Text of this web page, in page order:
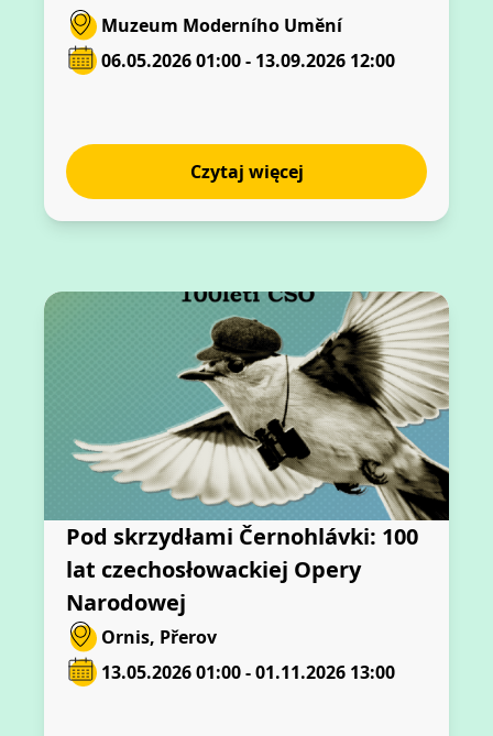
Muzeum Moderního Umění
06.05.2026 01:00 - 13.09.2026 12:00
Czytaj więcej
Pod skrzydłami Černohlávki: 100
lat czechosłowackiej Opery
Narodowej
Ornis, Přerov
13.05.2026 01:00 - 01.11.2026 13:00